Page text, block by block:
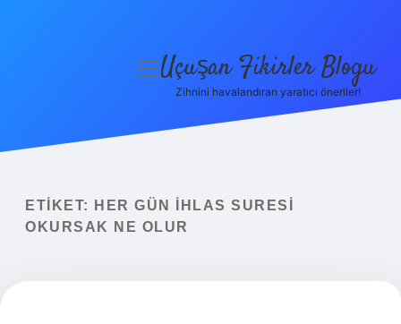
Yasal Uyarı
menüyü
Uçuşan Fikirler Blogu
Zihnini havalandıran yaratıcı öneriler!
ETIKET:
HER GÜN İHLAS SURESI
OKURSAK NE OLUR